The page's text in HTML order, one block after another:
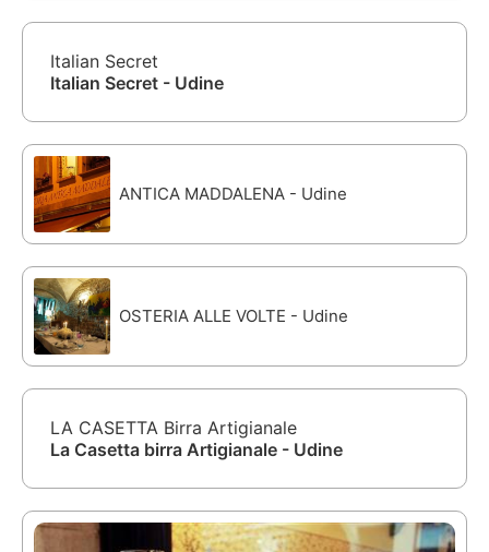
Italian Secret
Italian Secret - Udine
ANTICA MADDALENA - Udine
OSTERIA ALLE VOLTE - Udine
LA CASETTA Birra Artigianale
La Casetta birra Artigianale - Udine